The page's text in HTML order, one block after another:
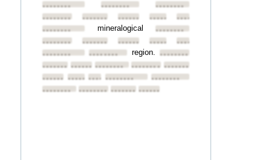
••••••••
••••••••
••••••••
••••••••
•••••••• •••••••• ••••••••••••••••
••••••••
mineralogical ••••••••
••••••••
•••••••• •••••••• ••••••••••••••••
••••••••
•••••••• region.••••••••
•••••••••••••••••••••••• •••••••• ••••••••
••••••••••••••••••••••••••••••••
••••••••
••••••••
•••••••• ••••••••••••••••